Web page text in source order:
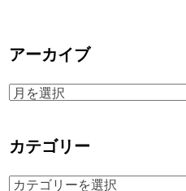
アーカイブ
ア
イ
ブ
カテゴリー
カ